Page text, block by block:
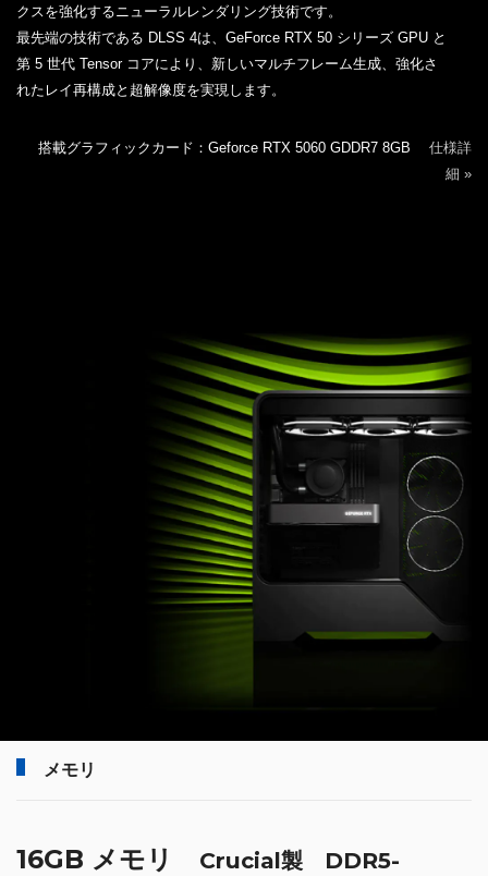
クスを強化するニューラルレンダリング技術です。
最先端の技術である DLSS 4は、GeForce RTX 50 シリーズ GPU と
第 5 世代 Tensor コアにより、新しいマルチフレーム生成、強化さ
れたレイ再構成と超解像度を実現します。
搭載グラフィックカード：Geforce RTX 5060 GDDR7 8GB 仕様詳
細 »
メモリ
16GB メモリ
Crucial製 DDR5-